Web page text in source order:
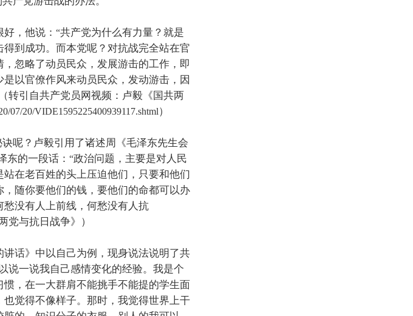
，他说： “共产党为什么有力量？就是
到成功。而本党呢？对抗战完全站在官
忽略了动员民众，发展游击的工作，即
以官僚作风来动员民众，发动游击，因
转引自共产党员网视频：卢毅《国共两
07/20/VIDE1595225400939117.shtml）
呢？卢毅引用了诸述周《毛泽东先生会
东的一段话： “政治问题，主要是对人民
在老百姓的头上压迫他们，只要和他们
随你要他们的钱，要他们的命都可以办
没有人上前线，何愁没有人抗
党与抗日战争》）
话》中以自己为例，现身说法说明了共
说一说我自己感情变化的经验。我是个
，在一大群肩不能挑手不能提的学生面
觉得不像样子。那时，我觉得世界上干